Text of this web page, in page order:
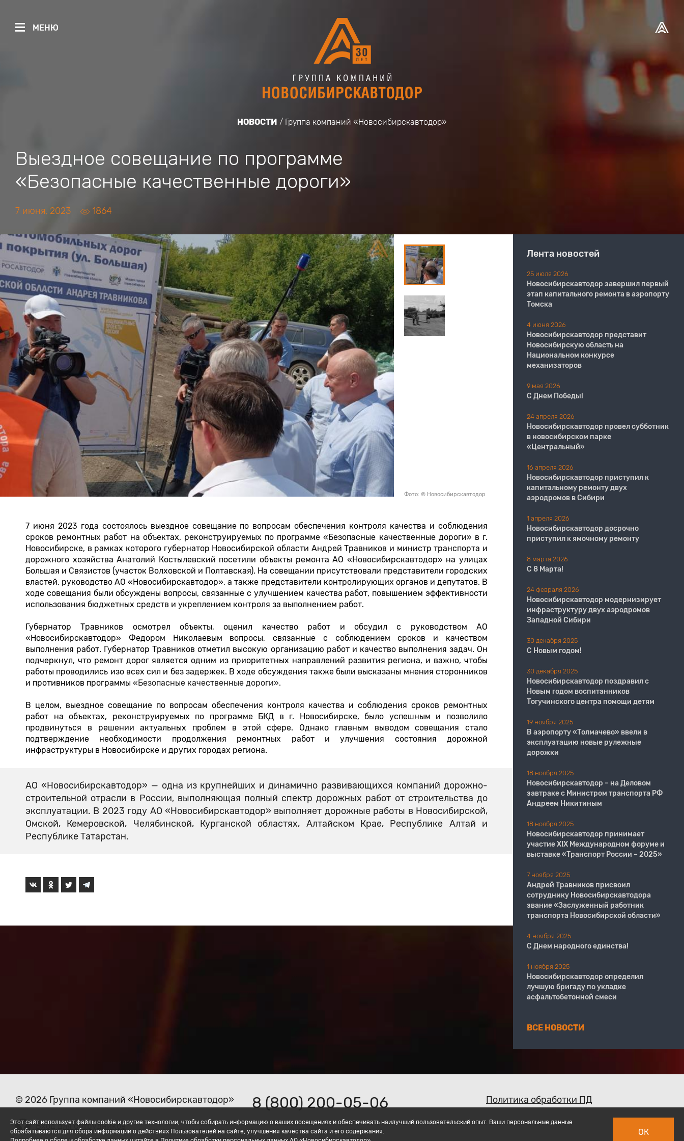
МЕНЮ
НОВОСТИ Группа компаний «Новосибирскавтодор»
Выездное совещание по программе
«Безопасные качественные дороги»
7 июня, 2023 1864
Фото: © Новосибирскавтодор
7 июня 2023 года состоялось выездное совещание по вопросам обеспечения контроля качества и соблюдения
сроков ремонтных работ на объектах, реконструируемых по программе «Безопасные качественные дороги» в г.
Новосибирске, в рамках которого губернатор Новосибирской области Андрей Травников и министр транспорта и
дорожного хозяйства Анатолий Костылевский посетили объекты ремонта АО «Новосибирскавтодор» на улицах
Большая и Связистов (участок Волховской и Полтавская). На совещании присутствовали представители городских
властей, руководство АО «Новосибирскавтодор», а также представители контролирующих органов и депутатов. В
ходе совещания были обсуждены вопросы, связанные с улучшением качества работ, повышением эффективности
использования бюджетных средств и укреплением контроля за выполнением работ.
Губернатор Травников осмотрел объекты, оценил качество работ и обсудил с руководством АО
«Новосибирскавтодор» Федором Николаевым вопросы, связанные с соблюдением сроков и качеством
выполнения работ. Губернатор Травников отметил высокую организацию работ и качество выполнения задач. Он
подчеркнул, что ремонт дорог является одним из приоритетных направлений развития региона, и важно, чтобы
работы проводились изо всех сил и без задержек. В ходе обсуждения также были высказаны мнения сторонников
и противников программы «Безопасные качественные дороги».
В целом, выездное совещание по вопросам обеспечения контроля качества и соблюдения сроков ремонтных
работ на объектах, реконструируемых по программе БКД в г. Новосибирске, было успешным и позволило
продвинуться в решении актуальных проблем в этой сфере. Однако главным выводом совещания стало
подтверждение необходимости продолжения ремонтных работ и улучшения состояния дорожной
инфраструктуры в Новосибирске и других городах региона.
АО «Новосибирскавтодор» — одна из крупнейших и динамично развивающихся компаний дорожно-
строительной отрасли в России, выполняющая полный спектр дорожных работ от строительства до
эксплуатации. В 2023 году АО «Новосибирскавтодор» выполняет дорожные работы в Новосибирской,
Омской, Кемеровской, Челябинской, Курганской областях, Алтайском Крае, Республике Алтай и
Республике Татарстан.
Лента новостей
25 июля 2026
Новосибирскавтодор завершил первый
этап капитального ремонта в аэропорту
Томска
4 июня 2026
Новосибирскавтодор представит
Новосибирскую область на
Национальном конкурсе
механизаторов
9 мая 2026
С Днем Победы!
24 апреля 2026
Новосибирскавтодор провел субботник
в новосибирском парке
«Центральный»
16 апреля 2026
Новосибирскавтодор приступил к
капитальному ремонту двух
аэродромов в Сибири
1 апреля 2026
Новосибирскавтодор досрочно
приступил к ямочному ремонту
8 марта 2026
С 8 Марта!
24 февраля 2026
Новосибирскавтодор модернизирует
инфраструктуру двух аэродромов
Западной Сибири
30 декабря 2025
С Новым годом!
30 декабря 2025
Новосибирскавтодор поздравил с
Новым годом воспитанников
Тогучинского центра помощи детям
19 ноября 2025
В аэропорту «Толмачево» ввели в
эксплуатацию новые рулежные
дорожки
18 ноября 2025
Новосибирскавтодор – на Деловом
завтраке с Министром транспорта РФ
Андреем Никитиным
18 ноября 2025
Новосибирскавтодор принимает
участие XIX Международном форуме и
выставке «Транспорт России – 2025»
7 ноября 2025
Андрей Травников присвоил
сотруднику Новосибирскавтодора
звание «Заслуженный работник
транспорта Новосибирской области»
4 ноября 2025
С Днем народного единства!
1 ноября 2025
Новосибирскавтодор определил
лучшую бригаду по укладке
асфальтобетонной смеси
ВСЕ НОВОСТИ
© 2026 Группа компаний «Новосибирскавтодор» 8 (800) 200-05-06 Политика обработки ПД
Вход для сотрудников
Этот сайт использует файлы cookie и другие технологии, чтобы собирать информацию о ваших посещениях и обеспечивать наилучший пользовательский опыт. Ваши персональные данные
обрабатываются для сбора информации о действиях Пользователей на сайте, улучшения качества сайта и его содержания.
ОК